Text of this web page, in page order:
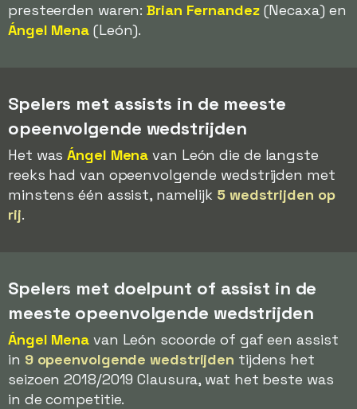
presteerden waren:Brian Fernandez(Necaxa) en
Ángel Mena (León).
Spelers met assists in de meeste
opeenvolgende wedstrijden
Het wasÁngel Mena van León die de langste
reeks had van opeenvolgende wedstrijden met
minstens één assist, namelijk 5 wedstrijden op
rij.
Spelers met doelpunt of assist in de
meeste opeenvolgende wedstrijden
Ángel Mena van León scoorde of gaf een assist
in 9 opeenvolgende wedstrijden tijdens het
seizoen 2018/2019 Clausura, wat het beste was
in de competitie.